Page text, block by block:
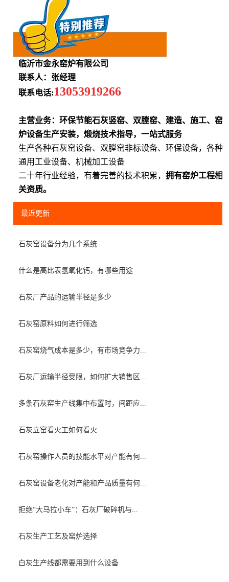
临沂市金永窑炉有限公司
联系人：张经理
联系电话:13053919266
主营业务：环保节能石灰竖窑、双膛窑、建造、施工、窑
炉设备生产安装，煅烧技术指导，一站式服务
生产各种石灰窑设备、双膛窑非标设备、环保设备，各种
通用工业设备、机械加工设备
二十年行业经验，有着完善的技术积累，拥有窑炉工程相
关资质。
最近更新
石灰窑设备分为几个系统
什么是高比表氢氧化钙，有哪些用途
石灰厂产品的运输半径是多少
石灰窑原料如何进行筛选
石灰窑烧气成本是多少，有市场竞争力...
石灰厂运输半径受限，如何扩大销售区...
多条石灰窑生产线集中布置时，间距应...
石灰立窑看火工如何看火
石灰窑操作人员的技能水平对产能有何...
石灰窑设备老化对产能和产品质量有何...
拒绝“大马拉小车”：石灰厂破碎机与...
石灰生产工艺及窑炉选择
白灰生产线都需要用到什么设备